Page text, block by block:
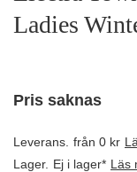
Ladies
Pris saknas
Leverans. från 0 kr
Lager. Ej i lager* Läs